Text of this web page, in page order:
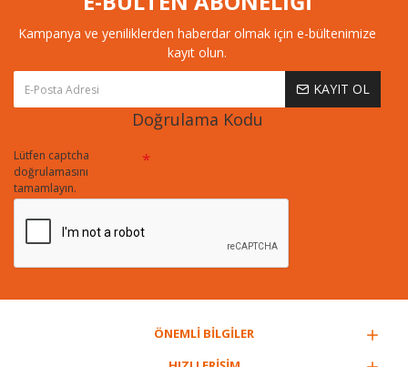
Kampanya ve yeniliklerden haberdar olmak için e-bültenimize
kayıt olun.
KAYIT OL
Doğrulama Kodu
Lütfen captcha
doğrulamasını
tamamlayın.
ÖNEMLİ BİLGİLER